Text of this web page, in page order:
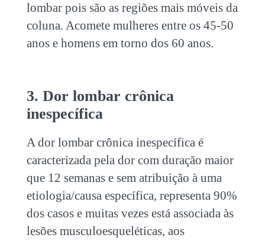
lombar pois são as regiões mais móveis da
coluna. Acomete mulheres entre os 45-50
anos e homens em torno dos 60 anos.
3. Dor lombar crônica
inespecífica
A dor lombar crônica inespecífica é
caracterizada pela dor com duração maior
que 12 semanas e sem atribuição à uma
etiologia/causa específica, representa 90%
dos casos e muitas vezes está associada às
lesões musculoesqueléticas, aos